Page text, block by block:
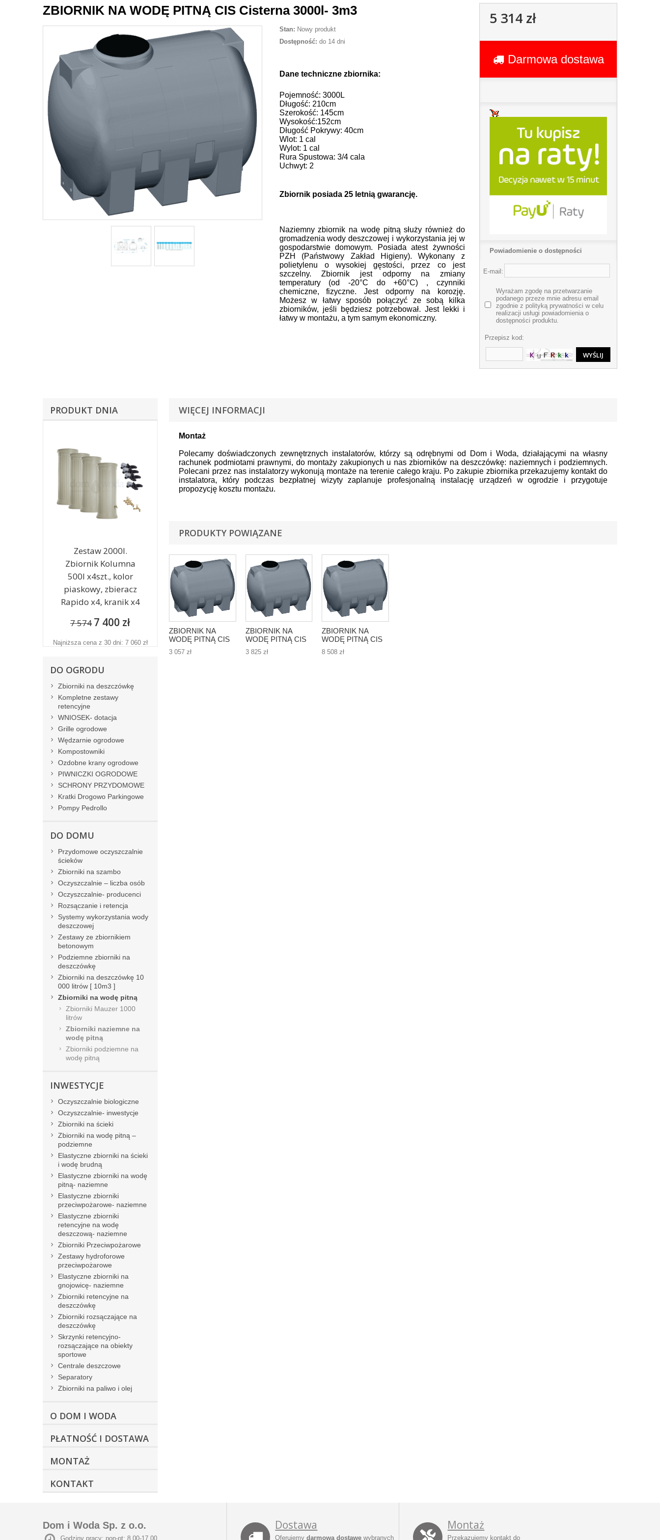
ZBIORNIK NA WODĘ PITNĄ CIS Cisterna 3000l- 3m3
Stan: Nowy produkt
Dostępność: do 14 dni
Dane techniczne zbiornika:
Pojemność: 3000L
Długość: 210cm
Szerokość: 145cm
Wysokość:152cm
Długość Pokrywy: 40cm
Wlot: 1 cal
Wylot: 1 cal
Rura Spustowa: 3/4 cala
Uchwyt: 2
Zbiornik posiada 25 letnią gwarancję.
Naziemny zbiornik na wodę pitną służy również do
gromadzenia wody deszczowej i wykorzystania jej w
gospodarstwie domowym. Posiada atest żywności
PZH (Państwowy Zakład Higieny). Wykonany z
polietylenu o wysokiej gęstości, przez co jest
szczelny. Zbiornik jest odporny na zmiany
temperatury (od -20°C do +60°C) , czynniki
chemiczne, fizyczne. Jest odporny na korozję.
Możesz w łatwy sposób połączyć ze sobą kilka
zbiorników, jeśli będziesz potrzebował. Jest lekki i
łatwy w montażu, a tym samym ekonomiczny.
5 314 zł
Darmowa dostawa
Powiadomienie o dostępności
E-mail:
Wyrażam zgodę na przetwarzanie
podanego przeze mnie adresu email
zgodnie z polityką prywatności w celu
realizacji usługi powiadomienia o
dostępności produktu.
Przepisz kod:
WIĘCEJ INFORMACJI
Montaż
Polecamy doświadczonych zewnętrznych instalatorów, którzy są odrębnymi od Dom i Woda, działającymi na własny
rachunek podmiotami prawnymi, do montaży zakupionych u nas zbiorników na deszczówkę: naziemnych i podziemnych.
Polecani przez nas instalatorzy wykonują montaże na terenie całego kraju. Po zakupie zbiornika przekazujemy kontakt do
instalatora, który podczas bezpłatnej wizyty zaplanuje profesjonalną instalację urządzeń w ogrodzie i przygotuje
propozycję kosztu montażu.
PRODUKTY POWIĄZANE
ZBIORNIK NA
WODĘ PITNĄ CIS
Cisterna 1500l-
1,5m3
3 057 zł
ZBIORNIK NA
WODĘ PITNĄ CIS
Cisterna 2000l- 2m3
3 825 zł
ZBIORNIK NA
WODĘ PITNĄ CIS
Cisterna - 5000l-
5m3
8 508 zł
PRODUKT DNIA
Zestaw 2000l.
Zbiornik Kolumna
500l x4szt., kolor
piaskowy, zbieracz
Rapido x4, kranik x4
7 574 7 400 zł
Najniższa cena z 30 dni: 7 060 zł
DO OGRODU
Zbiorniki na deszczówkę
Kompletne zestawy
retencyjne
WNIOSEK- dotacja
Grille ogrodowe
Wędzarnie ogrodowe
Kompostowniki
Ozdobne krany ogrodowe
PIWNICZKI OGRODOWE
SCHRONY PRZYDOMOWE
Kratki Drogowo Parkingowe
Pompy Pedrollo
DO DOMU
Przydomowe oczyszczalnie
ścieków
Zbiorniki na szambo
Oczyszczalnie – liczba osób
Oczyszczalnie- producenci
Rozsączanie i retencja
Systemy wykorzystania wody
deszczowej
Zestawy ze zbiornikiem
betonowym
Podziemne zbiorniki na
deszczówkę
Zbiorniki na deszczówkę 10
000 litrów [ 10m3 ]
Zbiorniki na wodę pitną
Zbiorniki Mauzer 1000
litrów
Zbiorniki naziemne na
wodę pitną
Zbiorniki podziemne na
wodę pitną
INWESTYCJE
Oczyszczalnie biologiczne
Oczyszczalnie- inwestycje
Zbiorniki na ścieki
Zbiorniki na wodę pitną –
podziemne
Elastyczne zbiorniki na ścieki
i wodę brudną
Elastyczne zbiorniki na wodę
pitną- naziemne
Elastyczne zbiorniki
przeciwpożarowe- naziemne
Elastyczne zbiorniki
retencyjne na wodę
deszczową- naziemne
Zbiorniki Przeciwpożarowe
Zestawy hydroforowe
przeciwpożarowe
Elastyczne zbiorniki na
gnojowicę- naziemne
Zbiorniki retencyjne na
deszczówkę
Zbiorniki rozsączające na
deszczówkę
Skrzynki retencyjno-
rozsączające na obiekty
sportowe
Centrale deszczowe
Separatory
Zbiorniki na paliwo i olej
O DOM I WODA
PŁATNOŚĆ I DOSTAWA
MONTAŻ
KONTAKT
Dom i Woda Sp. z o.o.
Godziny pracy: pon-pt: 8.00-17.00
Dostawa
Oferujemydarmową dostawę wybranych
Montaż
Przekazujemy kontakt do